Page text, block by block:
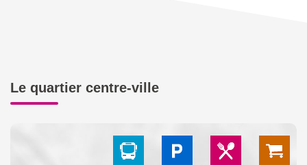
Le quartier centre-ville